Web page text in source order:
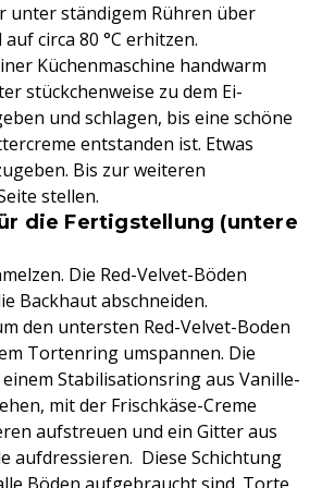
unter ständigem Rühren über
circa 80 °C erhitzen.
Küchenmaschine handwarm
stückchenweise zu dem Ei-
und schlagen, bis eine schöne
entstanden ist. Etwas
Bis zur weiteren
stellen.
die Fertigstellung (untere
Die Red-Velvet-Böden
Backhaut abschneiden.
den untersten Red-Velvet-Boden
Tortenring umspannen. Die
Stabilisationsring aus Vanille-
mit der Frischkäse-Creme
aufstreuen und ein Gitter aus
aufdressieren. Diese Schichtung